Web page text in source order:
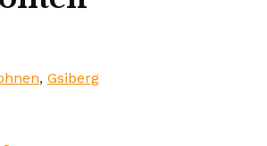
, Gsiberg